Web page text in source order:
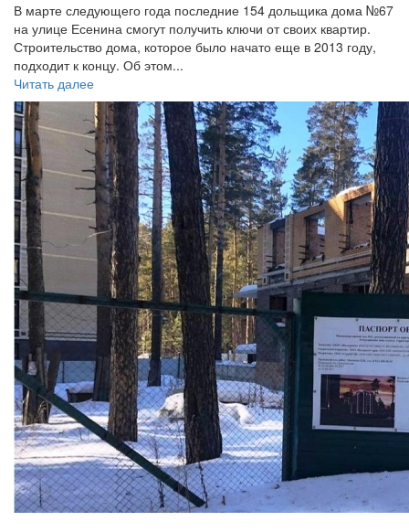
В марте следующего года последние 154 дольщика дома №67
на улице Есенина смогут получить ключи от своих квартир.
Строительство дома, которое было начато еще в 2013 году,
подходит к концу. Об этом...
Читать далее